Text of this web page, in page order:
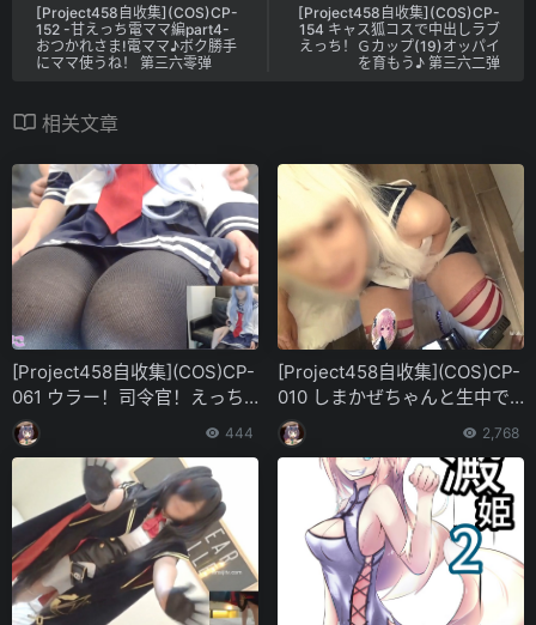
[Project458自收集](COS)CP-
152 -甘えっち電ママ編part4-
おつかれさま!電ママ♪ボク勝手
にママ使うね！ 第三六零弹
[Project458自收集](COS)CP-
154 キャス狐コスで中出しラブ
えっち！Ｇカップ(19)オッパイ
を育もう♪ 第三六二弹
相关文章
[Project458自收集](COS)CP-
061 ウラー！司令官！えっち
ょっと…中に出しちゃうの？
いいけど… 第二六九弹
444
[Project458自收集](COS)CP-
010 しまかぜちゃんと生中で
夜戦突入したい？ 第二一八弹
2,768